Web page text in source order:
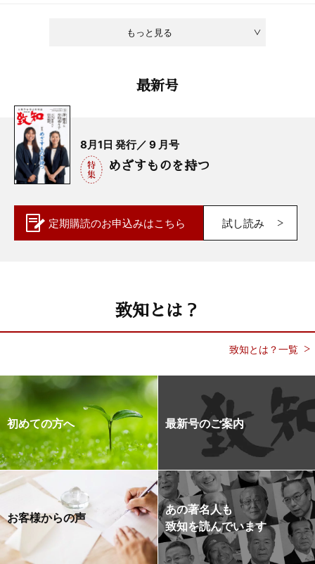
もっと見る
最新号
8月1日 発行／ 9 月号
めざすものを持つ
定期購読のお申込みはこちら 試し読み
致知とは？
致知とは？一覧
初めての方へ 最新号のご案内
お客様からの声
あの著名人も
致知を読んでいます